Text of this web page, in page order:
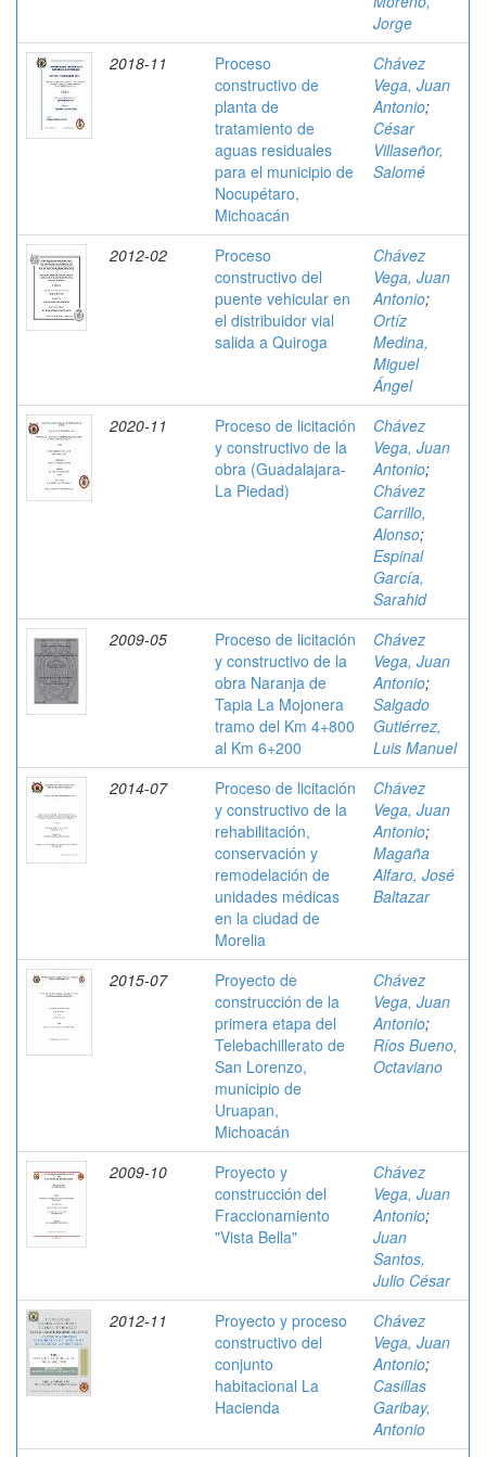
Jorge
2018-11
Proceso
constructivo de
planta de
tratamiento de
aguas residuales
para el municipio de
Nocupétaro,
Michoacán
Chávez
Vega, Juan
Antonio;
César
Villaseñor,
Salomé
2012-02
Proceso
constructivo del
puente vehicular en
el distribuidor vial
salida a Quiroga
Chávez
Vega, Juan
Antonio;
Ortíz
Medina,
Miguel
Ángel
2020-11
Proceso de licitación
y constructivo de la
obra (Guadalajara-
La Piedad)
Chávez
Vega, Juan
Antonio;
Chávez
Carrillo,
Alonso;
Espinal
García,
Sarahid
2009-05
Proceso de licitación
y constructivo de la
obra Naranja de
Tapia La Mojonera
tramo del Km 4+800
al Km 6+200
Chávez
Vega, Juan
Antonio;
Salgado
Gutiérrez,
Luis Manuel
2014-07
Proceso de licitación
y constructivo de la
rehabilitación,
conservación y
remodelación de
unidades médicas
en la ciudad de
Morelia
Chávez
Vega, Juan
Antonio;
Magaña
Alfaro, José
Baltazar
2015-07
Proyecto de
construcción de la
primera etapa del
Telebachillerato de
San Lorenzo,
municipio de
Uruapan,
Michoacán
Chávez
Vega, Juan
Antonio;
Ríos Bueno,
Octaviano
2009-10
Proyecto y
construcción del
Fraccionamiento
"Vista Bella"
Chávez
Vega, Juan
Antonio;
Juan
Santos,
Julio César
2012-11
Proyecto y proceso
constructivo del
conjunto
habitacional La
Hacienda
Chávez
Vega, Juan
Antonio;
Casillas
Garibay,
Antonio